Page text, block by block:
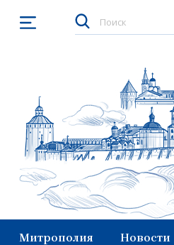
Открыть меню
Митрополия Новости